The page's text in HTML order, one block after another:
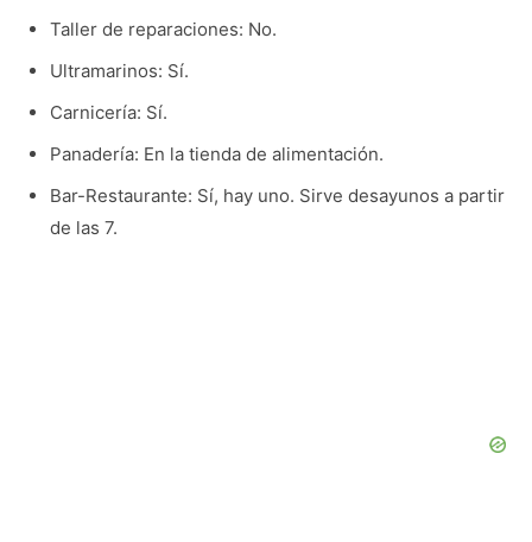
Taller de reparaciones: No.
Ultramarinos: Sí.
Carnicería: Sí.
Panadería: En la tienda de alimentación.
Bar-Restaurante: Sí, hay uno. Sirve desayunos a partir
de las 7.